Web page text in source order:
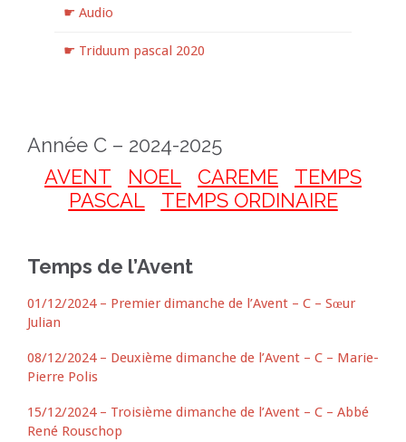
☛ Audio
☛ Triduum pascal 2020
Année C – 2024-2025
AVENT
NOEL CAREME
TEMPS
PASCAL
TEMPS ORDINAIRE
Temps de l’Avent
01/12/2024 – Premier dimanche de l’Avent – C – Sœur
Julian
08/12/2024 – Deuxième dimanche de l’Avent – C – Marie-
Pierre Polis
15/12/2024 – Troisième dimanche de l’Avent – C – Abbé
René Rouschop